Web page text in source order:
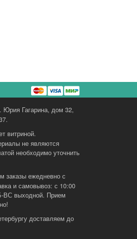
Юрия Гагарина, дом 32,
витриной.
не являются
необходимо уточнить
заказы ежедневно с
и самовывоз: с 10:00
ВС выходной. Прием
доставляем до